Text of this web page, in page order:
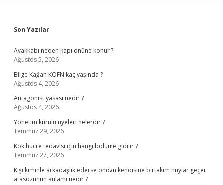
Sidebar
Son Yazılar
Ayakkabı neden kapı önüne konur ?
Ağustos 5, 2026
Bilge Kağan KÖFN kaç yaşında ?
Ağustos 4, 2026
Antagonist yasası nedir ?
Ağustos 4, 2026
Yönetim kurulu üyeleri nelerdir ?
Temmuz 29, 2026
Kök hücre tedavisi için hangi bölüme gidilir ?
Temmuz 27, 2026
Kişi kiminle arkadaşlık ederse ondan kendisine birtakım huylar geçer
atasözünün anlamı nedir ?